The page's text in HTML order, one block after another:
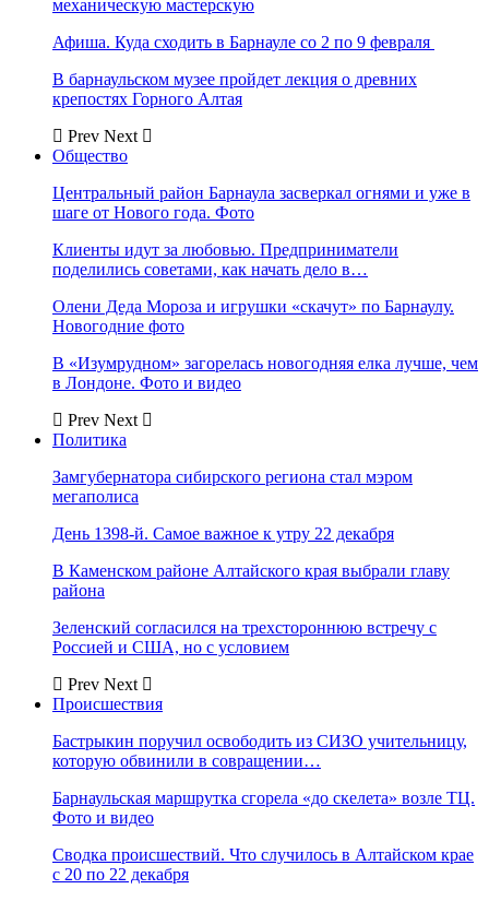
механическую мастерскую
Афиша. Куда сходить в Барнауле со 2 по 9 февраля
В барнаульском музее пройдет лекция о древних
крепостях Горного Алтая
Prev Next
Общество
Центральный район Барнаула засверкал огнями и уже в
шаге от Нового года. Фото
Клиенты идут за любовью. Предприниматели
поделились советами, как начать дело в…
Олени Деда Мороза и игрушки «скачут» по Барнаулу.
Новогодние фото
В «Изумрудном» загорелась новогодняя елка лучше, чем
в Лондоне. Фото и видео
Prev Next
Политика
Замгубернатора сибирского региона стал мэром
мегаполиса
День 1398-й. Самое важное к утру 22 декабря
В Каменском районе Алтайского края выбрали главу
района
Зеленский согласился на трехстороннюю встречу с
Россией и США, но с условием
Prev Next
Происшествия
Бастрыкин поручил освободить из СИЗО учительницу,
которую обвинили в совращении…
Барнаульская маршрутка сгорела «до скелета» возле ТЦ.
Фото и видео
Сводка происшествий. Что случилось в Алтайском крае
с 20 по 22 декабря